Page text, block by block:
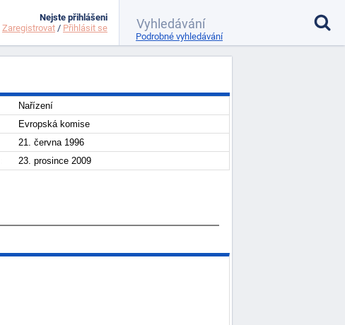
Nařízení
Evropská komise
21. června 1996
23. prosince 2009
Nejste přihlášeni
Zaregistrovat / Přihlásit se
Podrobné vyhledávání